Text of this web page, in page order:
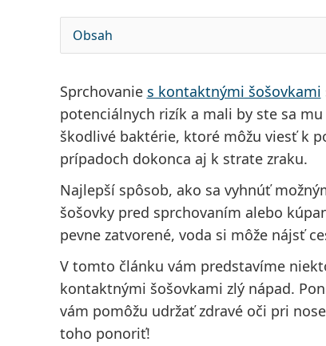
Obsah
Sprchovanie s kontaktnými šošovkami
potenciálnych rizík a mali by ste sa
škodlivé baktérie, ktoré môžu viesť k
prípadoch dokonca aj k strate zraku.
Najlepší spôsob, ako sa vyhnúť
šošovky pred sprchovaním alebo
pevne zatvorené, voda si môže nájsť
V tomto článku vám predstavíme
kontaktnými šošovkami zlý nápad.
vám pomôžu udržať zdravé oči pri
toho ponoriť!